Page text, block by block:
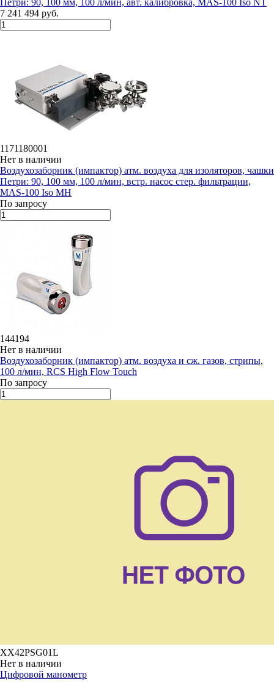
Петри: 90, 100 мм, 100 л/мин, авт. калибровка, MAS-100 Iso NT
7 241 494 руб.
1171180001
Нет в наличии
Воздухозаборник (импактор) атм. воздуха для изоляторов, чашки
Петри: 90, 100 мм, 100 л/мин, встр. насос стер. фильтрации,
MAS-100 Iso MH
По запросу
144194
Нет в наличии
Воздухозаборник (импактор) атм. воздуха и сж. газов, стрипы,
100 л/мин, RCS High Flow Touch
По запросу
XX42PSG01L
Нет в наличии
Цифровой манометр